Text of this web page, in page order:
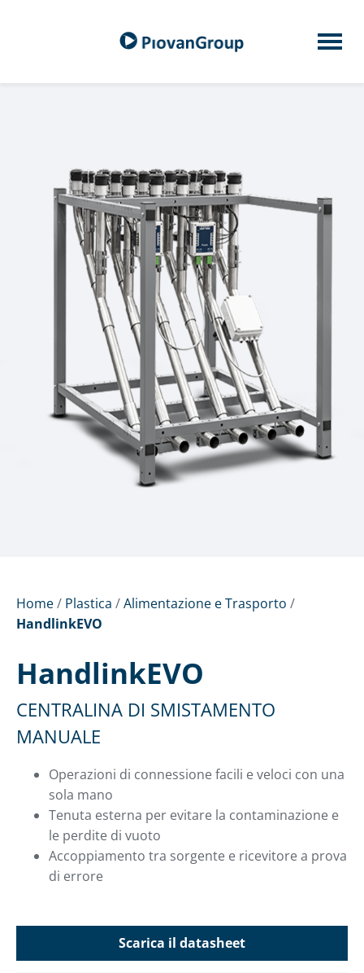
Home/ Plastica /Alimentazione e Trasporto /
HandlinkEVO
HandlinkEVO
CENTRALINA DI SMISTAMENTO
MANUALE
Operazioni di connessione facili e veloci con una
sola mano
Tenuta esterna per evitare la contaminazione e
le perdite di vuoto
Accoppiamento tra sorgente e ricevitore a prova
di errore
Scarica il datasheet